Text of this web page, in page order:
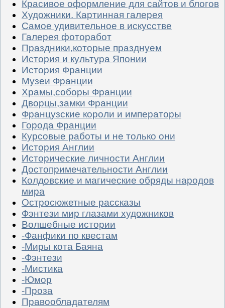
Красивое оформление для сайтов и блогов
Художники. Картинная галерея
Самое удивительное в искусстве
Галерея фоторабот
Праздники,которые празднуем
История и культура Японии
История Франции
Музеи Франции
Храмы,соборы Франции
Дворцы,замки Франции
Французские короли и императоры
Города Франции
Курсовые работы и не только они
История Англии
Исторические личности Англии
Достопримечательности Англии
Колдовские и магические обряды народов
мира
Остросюжетные рассказы
Фэнтези мир глазами художников
Волшебные истории
-Фанфики по квестам
-Миры кота Баяна
-Фэнтези
-Мистика
-Юмор
-Проза
Правообладателям